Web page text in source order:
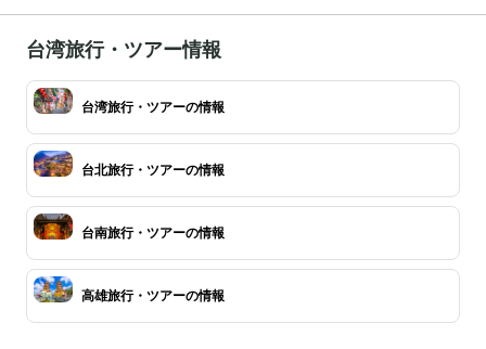
台湾旅行・ツアー情報
台湾旅行・ツアーの情報
台北旅行・ツアーの情報
台南旅行・ツアーの情報
高雄旅行・ツアーの情報